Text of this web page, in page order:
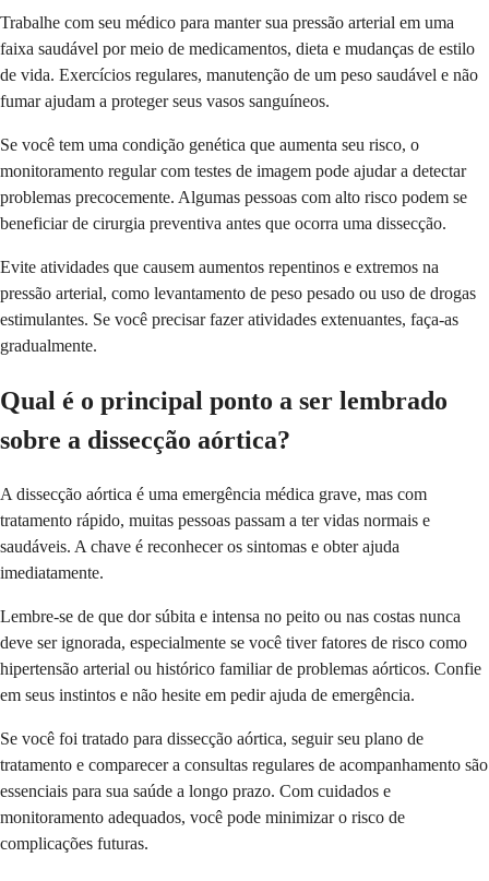
Trabalhe com seu médico para manter sua pressão arterial em uma
faixa saudável por meio de medicamentos, dieta e mudanças de estilo
de vida. Exercícios regulares, manutenção de um peso saudável e não
fumar ajudam a proteger seus vasos sanguíneos.
Se você tem uma condição genética que aumenta seu risco, o
monitoramento regular com testes de imagem pode ajudar a detectar
problemas precocemente. Algumas pessoas com alto risco podem se
beneficiar de cirurgia preventiva antes que ocorra uma dissecção.
Evite atividades que causem aumentos repentinos e extremos na
pressão arterial, como levantamento de peso pesado ou uso de drogas
estimulantes. Se você precisar fazer atividades extenuantes, faça-as
gradualmente.
Qual é o principal ponto a ser lembrado
sobre a dissecção aórtica?
A dissecção aórtica é uma emergência médica grave, mas com
tratamento rápido, muitas pessoas passam a ter vidas normais e
saudáveis. A chave é reconhecer os sintomas e obter ajuda
imediatamente.
Lembre-se de que dor súbita e intensa no peito ou nas costas nunca
deve ser ignorada, especialmente se você tiver fatores de risco como
hipertensão arterial ou histórico familiar de problemas aórticos. Confie
em seus instintos e não hesite em pedir ajuda de emergência.
Se você foi tratado para dissecção aórtica, seguir seu plano de
tratamento e comparecer a consultas regulares de acompanhamento são
essenciais para sua saúde a longo prazo. Com cuidados e
monitoramento adequados, você pode minimizar o risco de
complicações futuras.